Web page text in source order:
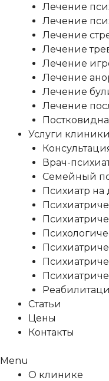
Лечение
Лечение
Лечение
Лечение
Лечение
Лечение
Лечение
Лечение
Услуги клиники
Врач-
Семейный
Психиатр на
Статьи
Цены
Контакты
Menu
О клинике